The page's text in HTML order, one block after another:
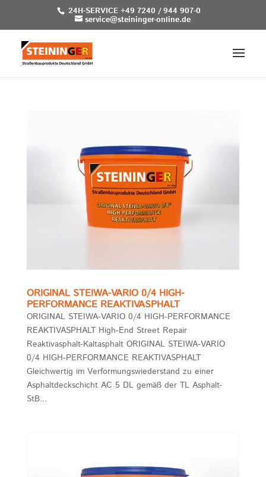
24H-SERVICE +49 7240 / 944 907-0
service@steininger-online.de
ORIGINAL STEIWA-VARIO 0/4 HIGH-
PERFORMANCE REAKTIVASPHALT
ORIGINAL STEIWA-VARIO 0/4 HIGH-PERFORMANCE
REAKTIVASPHALT High-End Street Repair
Reaktivasphalt-Kaltasphalt ORIGINAL STEIWA-VARIO
0/4 HIGH-PERFORMANCE REAKTIVASPHALT
Gleichwertig im Verformungswiederstand zu einer
Asphaltdeckschicht AC 5 DL gemäß der TL Asphalt-
StB...